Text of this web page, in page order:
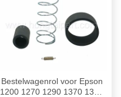
Bestelwagenrol voor Epson
1200 1270 1290 1370 1390